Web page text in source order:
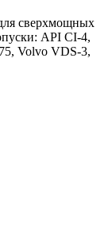
сверхмощных
API CI-4,
Volvo VDS-3,